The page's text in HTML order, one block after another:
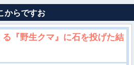
からですお
る『野生クマ』に石を投げた結